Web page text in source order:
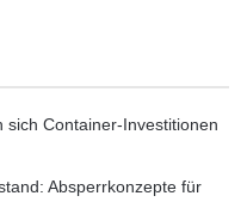
sich Container-Investitionen
Absperrkonzepte für